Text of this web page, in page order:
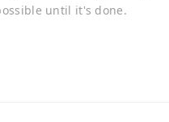
until it's done.